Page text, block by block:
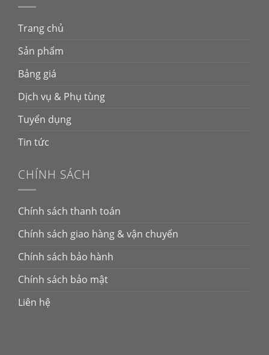
Trang chủ
Sản phẩm
Bảng giá
Dịch vụ & Phụ tùng
Tuyển dụng
Tin tức
CHÍNH SÁCH
Chính sách thanh toán
Chính sách giao hàng & vận chuyển
Chính sách bảo hành
Chính sách bảo mật
Liên hệ